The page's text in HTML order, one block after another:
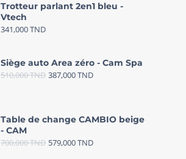
Trotteur parlant 2en1 bleu -
Vtech
341,000TND
Siège auto Area zéro - Cam Spa
510,000TND 387,000TND
Table de change CAMBIO beige
- CAM
700,000TND 579,000TND